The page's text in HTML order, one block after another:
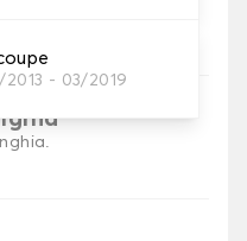
2013 - 03/2019
baule.